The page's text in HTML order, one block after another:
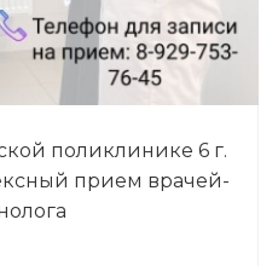
поликлинике 6 г.
прием врачей-